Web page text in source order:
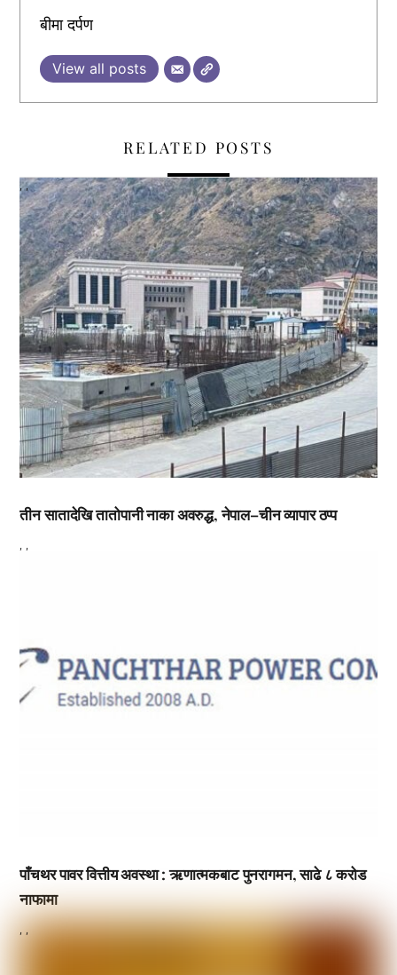
बीमा दर्पण
View all posts
RELATED POSTS
,,
तीन सातादेखि तातोपानी नाका अवरुद्ध, नेपाल–चीन व्यापार ठप्प
, ,
पाँचथर पावर वित्तीय अवस्था : ऋणात्मकबाट पुनरागमन, साढे ८ करोड
नाफामा
, ,